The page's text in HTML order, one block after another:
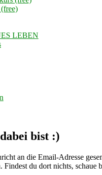
LEBEN
bist :)
an die Email-Adresse
Findest du dort nichts, schaue